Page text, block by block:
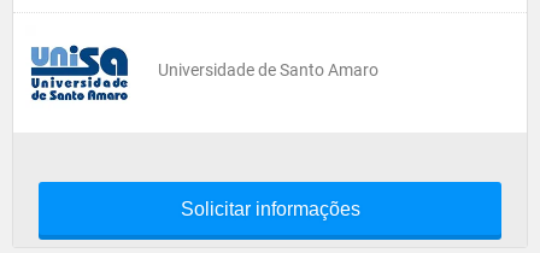
Universidade de Santo Amaro
Solicitar informações